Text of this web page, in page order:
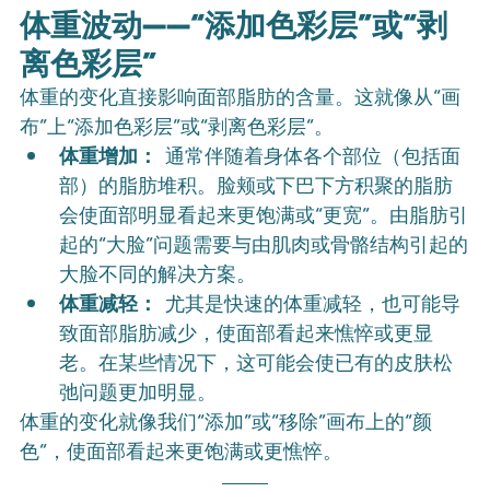
体重波动——“添加色彩层”或“剥
离色彩层”
体重的变化直接影响面部脂肪的含量。这就像从“画
布”上“添加色彩层”或“剥离色彩层”。
体重增加： 通常伴随着身体各个部位（包括面
部）的脂肪堆积。脸颊或下巴下方积聚的脂肪
会使面部明显看起来更饱满或“更宽”。由脂肪引
起的“大脸”问题需要与由肌肉或骨骼结构引起的
大脸不同的解决方案。
体重减轻： 尤其是快速的体重减轻，也可能导
致面部脂肪减少，使面部看起来憔悴或更显
老。在某些情况下，这可能会使已有的皮肤松
弛问题更加明显。
体重的变化就像我们“添加”或“移除”画布上的“颜
色”，使面部看起来更饱满或更憔悴。